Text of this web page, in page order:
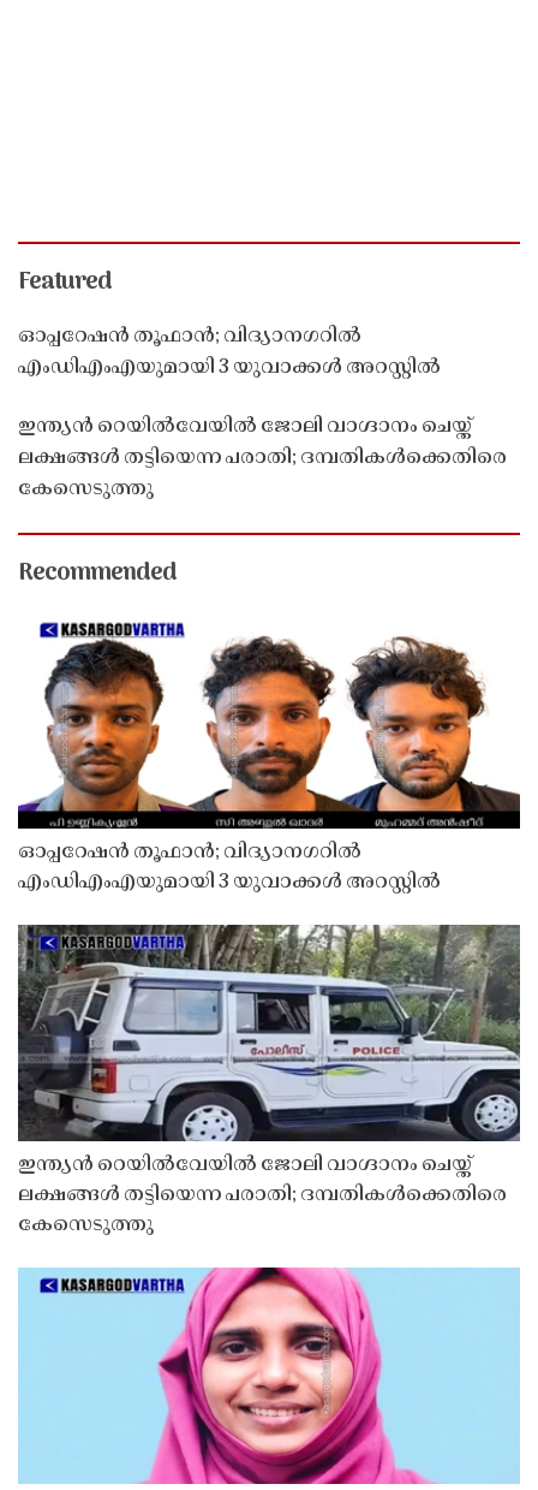
Featured
ഓപ്പറേഷൻ തൂഫാൻ; വിദ്യാനഗറിൽ
എംഡിഎംഎയുമായി 3 യുവാക്കൾ അറസ്റ്റിൽ
ഇന്ത്യൻ റെയിൽവേയിൽ ജോലി വാഗ്ദാനം ചെയ്ത്
ലക്ഷങ്ങൾ തട്ടിയെന്ന പരാതി; ദമ്പതികൾക്കെതിരെ
കേസെടുത്തു
Recommended
ഓപ്പറേഷൻ തൂഫാൻ; വിദ്യാനഗറിൽ
എംഡിഎംഎയുമായി 3 യുവാക്കൾ അറസ്റ്റിൽ
ഇന്ത്യൻ റെയിൽവേയിൽ ജോലി വാഗ്ദാനം ചെയ്ത്
ലക്ഷങ്ങൾ തട്ടിയെന്ന പരാതി; ദമ്പതികൾക്കെതിരെ
കേസെടുത്തു